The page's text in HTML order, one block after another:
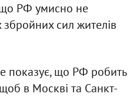
РФ умисно не
сил жителів
показує, що РФ робить
в Москві та Санкт-